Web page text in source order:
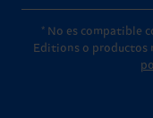
* No es compatible
Editions o productos